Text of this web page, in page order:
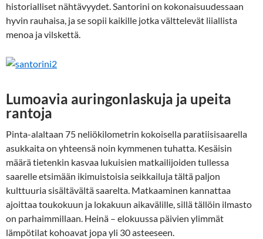
historialliset nähtävyydet. Santorini on kokonaisuudessaan
hyvin rauhaisa, ja se sopii kaikille jotka välttelevät liiallista
menoa ja vilskettä.
Lumoavia auringonlaskuja ja upeita
rantoja
Pinta-alaltaan 75 neliökilometrin kokoisella paratiisisaarella
asukkaita on yhteensä noin kymmenen tuhatta. Kesäisin
määrä tietenkin kasvaa lukuisien matkailijoiden tullessa
saarelle etsimään ikimuistoisia seikkailuja tältä paljon
kulttuuria sisältävältä saarelta. Matkaaminen kannattaa
ajoittaa toukokuun ja lokakuun aikavälille, sillä tällöin ilmasto
on parhaimmillaan. Heinä – elokuussa päivien ylimmät
lämpötilat kohoavat jopa yli 30 asteeseen.